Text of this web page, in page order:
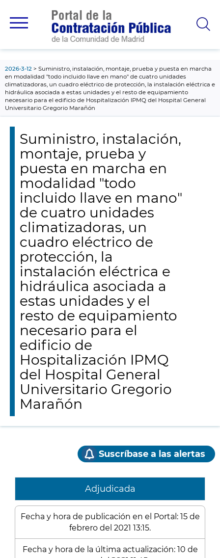
principal
2026-3-12
Suministro, instalación, montaje, prueba y puesta en marcha
en modalidad "todo incluido llave en mano" de cuatro unidades
climatizadoras, un cuadro eléctrico de protección, la instalación eléctrica e
hidráulica asociada a estas unidades y el resto de equipamiento
necesario para el edificio de Hospitalización IPMQ del Hospital General
Universitario Gregorio Marañón
Suministro, instalación,
montaje, prueba y
puesta en marcha en
modalidad "todo
incluido llave en mano"
de cuatro unidades
climatizadoras, un
cuadro eléctrico de
protección, la
instalación eléctrica e
hidráulica asociada a
estas unidades y el
resto de equipamiento
necesario para el
edificio de
Hospitalización IPMQ
del Hospital General
Universitario Gregorio
Marañón
Suscríbase a las alertas
Adjudicada
Fecha y hora de publicación en el Portal: 15 de
febrero del 2021 13:15.
Fecha y hora de la última actualización: 10 de